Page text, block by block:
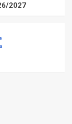
2027